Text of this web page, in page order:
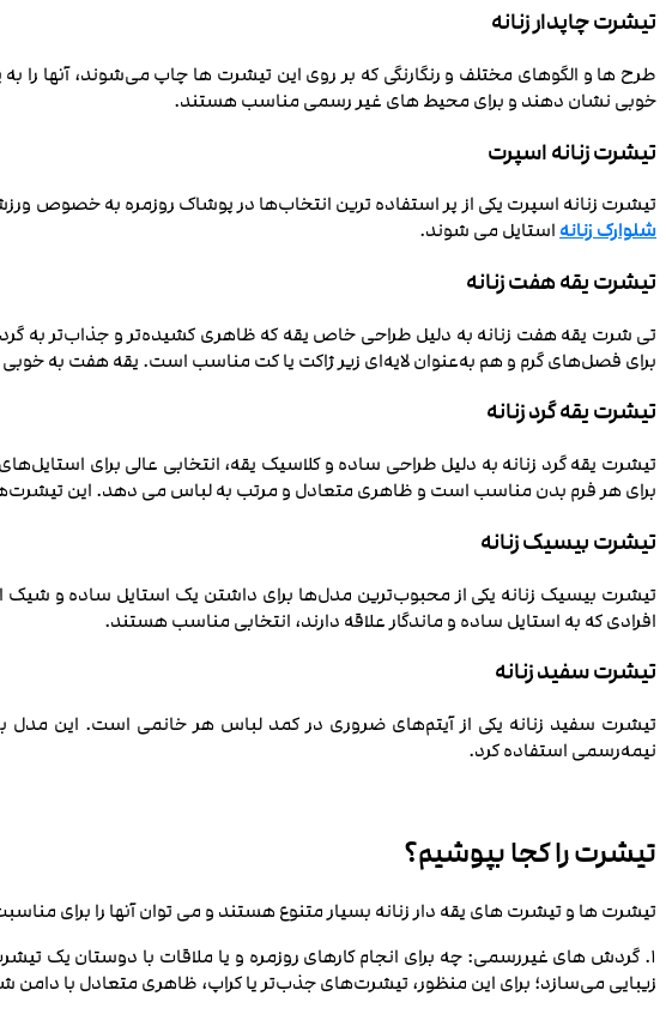
تیشرت چاپدار زنانه
طرح ‌ها و الگوهای مختلف و رنگارنگی که بر روی این تیشرت‌ ها چاپ می‌شوند، آنها را
خوبی نشان دهند و برای محیط های غیر رسمی مناسب هستند.
تیشرت زنانه اسپرت
تیشرت زنانه اسپرت یکی از پر استفاده‌ ترین انتخاب‌ها در پوشاک روزمره به خصوص
شلوارک زنانه استایل می شوند.
تیشرت یقه هفت زنانه
تی‌ شرت یقه هفت زنانه به دلیل طراحی خاص یقه که ظاهری کشیده‌تر و جذاب‌تر به
برای فصل‌های گرم و هم به‌عنوان لایه‌ای زیر ژاکت یا کت مناسب است. یقه هفت به
تیشرت یقه گرد زنانه
تیشرت یقه گرد زنانه به دلیل طراحی ساده و کلاسیک یقه، انتخابی عالی برای
برای هر فرم بدن مناسب است و ظاهری متعادل و مرتب به لباس می‌ دهد. این
تیشرت بیسیک زنانه
تیشرت بیسیک زنانه یکی از محبوب‌ترین مدل‌ها برای داشتن یک استایل ساده و
افرادی که به استایل ساده و ماندگار علاقه دارند، انتخابی مناسب هستند.
تیشرت سفید زنانه
تیشرت سفید زنانه یکی از آیتم‌های ضروری در کمد لباس هر خانمی است. این مدل
نیمه‌رسمی استفاده کرد.
تیشرت را کجا بپوشیم؟
تیشرت ها و تیشرت های یقه دار زنانه بسیار متنوع هستند و می توان آنها را برای
1. گردش های غیررسمی: چه برای انجام کارهای روزمره و یا ملاقات با دوستان یک تیشرت مدلدار یا ساده همراه با
زیبایی می‌سازد؛ برای این منظور، تیشرت‌های جذب‌تر یا کراپ، ظاهری متعادل با دامن